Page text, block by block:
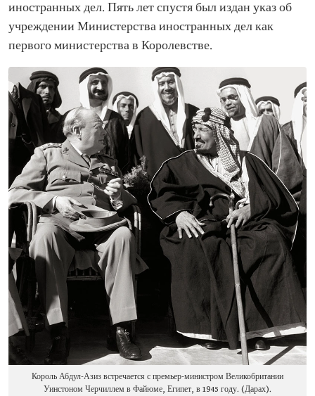
иностранных дел. Пять лет спустя был издан указ об
учреждении Министерства иностранных дел как
первого министерства в Королевстве.
Король Абдул-Азиз встречается с премьер-министром Великобритании
Уинстоном Черчиллем в Файюме, Египет, в 1945 году. (Дарах).